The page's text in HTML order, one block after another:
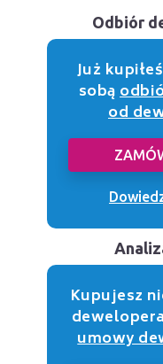
Odbiór
Już
sobą
od
Kupujesz
umowy